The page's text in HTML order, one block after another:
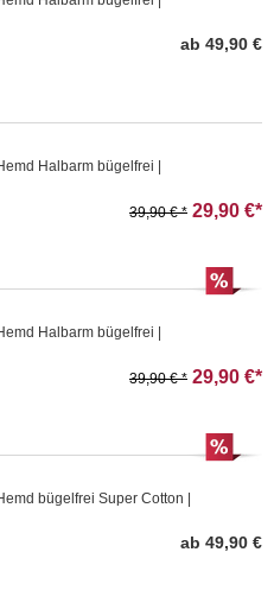
ab 49,90 €
Halbarm bügelfrei |
39,90 € * 29,90 €*
Halbarm bügelfrei |
39,90 € * 29,90 €*
bügelfrei Super Cotton |
ab 49,90 €